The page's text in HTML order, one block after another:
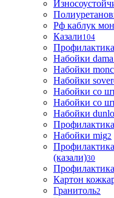
Рф каблук
Казали104
Набойки dama
Набойки
Набойки
Набойки со
Набойки со
Набойки
Набойки mig2
(казали)30
Картон
Гранитоль2